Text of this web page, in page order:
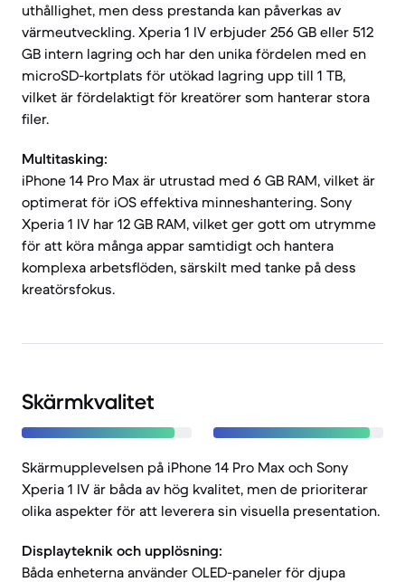
uthållighet, men dess prestanda kan påverkas av
värmeutveckling. Xperia 1 IV erbjuder 256 GB eller 512
GB intern lagring och har den unika fördelen med en
microSD-kortplats för utökad lagring upp till 1 TB,
vilket är fördelaktigt för kreatörer som hanterar stora
filer.
Multitasking:
iPhone 14 Pro Max är utrustad med 6 GB RAM, vilket är
optimerat för iOS effektiva minneshantering. Sony
Xperia 1 IV har 12 GB RAM, vilket ger gott om utrymme
för att köra många appar samtidigt och hantera
komplexa arbetsflöden, särskilt med tanke på dess
kreatörsfokus.
Skärmkvalitet
Skärmupplevelsen på iPhone 14 Pro Max och Sony
Xperia 1 IV är båda av hög kvalitet, men de prioriterar
olika aspekter för att leverera sin visuella presentation.
Displayteknik och upplösning:
Båda enheterna använder OLED-paneler för djupa